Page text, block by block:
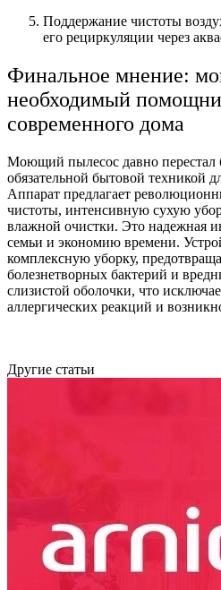
Поддержание чистоты
его рециркуляции через
Финальное мнение:
необходимый
современного дома
Моющий пылесос давно перестал
обязательной бытовой техникой
Аппарат предлагает
чистоты, интенсивную сухую
влажной очистки. Это надежная
семьи и экономию времени.
комплексную уборку,
болезнетворных бактерий и
слизистой оболочки, что
аллергических реакций и
Другие статьи